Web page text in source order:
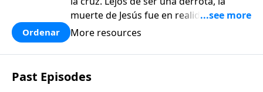
muerte de Jesús fue en realidad el
cumplimiento del plan de Dios para
Lutzer examina las últimas horas de la
vida de Jesús y Sus últimas palabras a
Sus discípulos y al mundo que lo
Ordenar More resources
Past Episodes